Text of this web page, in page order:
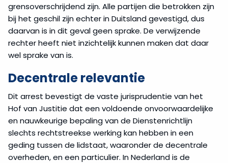
grensoverschrijdend zijn. Alle partijen die betrokken zijn
bij het geschil zijn echter in Duitsland gevestigd, dus
daarvan is in dit geval geen sprake. De verwijzende
rechter heeft niet inzichtelijk kunnen maken dat daar
wel sprake van is.
Decentrale relevantie
Dit arrest bevestigt de vaste jurisprudentie van het
Hof van Justitie dat een voldoende onvoorwaardelijke
en nauwkeurige bepaling van de Dienstenrichtlijn
slechts rechtstreekse werking kan hebben in een
geding tussen de lidstaat, waaronder de decentrale
overheden, en een particulier. In Nederland is de